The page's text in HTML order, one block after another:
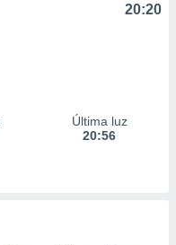
20:20
Última luz
20:56